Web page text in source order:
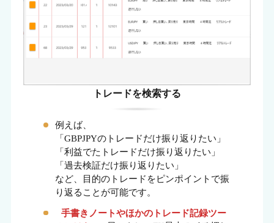
トレードを検索する
例えば、
「GBPJPYのトレードだけ振り返りたい」
「利益でたトレードだけ振り返りたい」
「過去検証だけ振り返りたい」
など、目的のトレードをピンポイントで振
り返ることが可能です。
手書きノートやほかのトレード記録ツー